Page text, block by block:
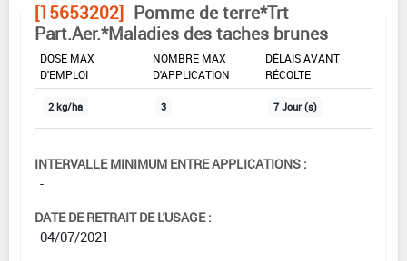
[15653202] Pomme de terre*Trt
Part.Aer.*Maladies des taches brunes
DOSE MAX
D'EMPLOI
NOMBRE MAX
D'APPLICATION
DÉLAIS AVANT
RÉCOLTE
2 kg/ha 3 7 Jour (s)
INTERVALLE MINIMUM ENTRE APPLICATIONS :
-
DATE DE RETRAIT DE L'USAGE :
04/07/2021